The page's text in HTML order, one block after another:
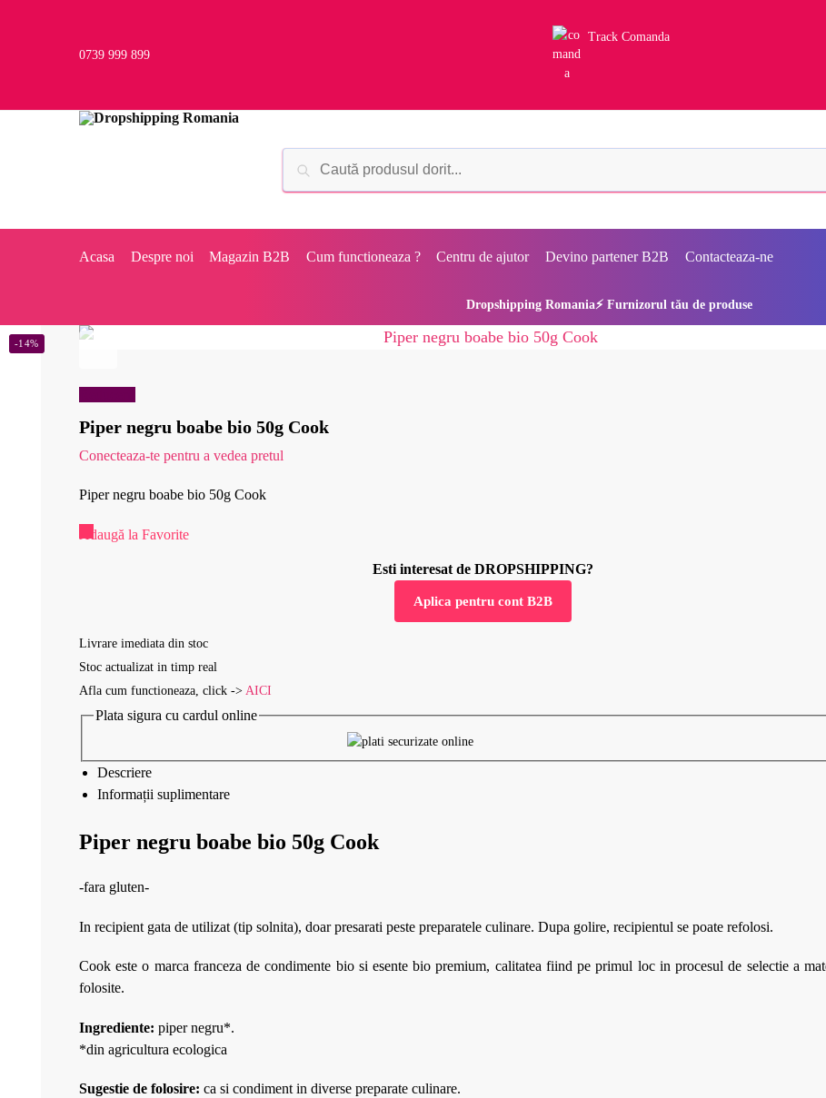
0739 999 899
Track Comanda
Acasa Despre noi Magazin B2B Cum functioneaza ? Centru de ajutor Devino partener B2B Contacteaza-ne
Dropshipping Romania⚡ Furnizorul tău de produse
Piper negru boabe bio 50g Cook
Conecteaza-te pentru a vedea pretul
-14%
Piper negru boabe bio 50g Cook
Adaugă la Favorite
Esti interesat de DROPSHIPPING?
Aplica pentru cont B2B
Livrare imediata din stoc
Stoc actualizat in timp real
Afla cum functioneaza, click -> AICI
Plata sigura cu cardul online
Descriere
Informații suplimentare
Piper negru boabe bio 50g Cook
-fara gluten-
In recipient gata de utilizat (tip solnita), doar presarati peste preparatele culinare. Dupa golire, recipientul se poate refolosi.
Cook este o marca franceza de condimente bio si esente bio premium, calitatea fiind pe primul loc in procesul de selectie a
folosite.
Ingrediente: piper negru*.
*din agricultura ecologica
Sugestie de folosire: ca si condiment in diverse preparate culinare.